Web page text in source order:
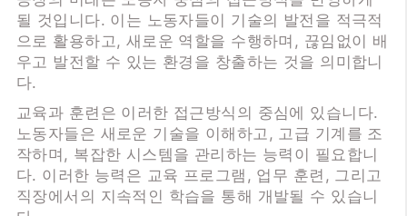
될 것입니다. 이는 노동자들이 기술의 발전을 적극적
으로 활용하고, 새로운 역할을 수행하며, 끊임없이 배
우고 발전할 수 있는 환경을 창출하는 것을 의미합니
다.
교육과 훈련은 이러한 접근방식의 중심에 있습니다.
노동자들은 새로운 기술을 이해하고, 고급 기계를 조
작하며, 복잡한 시스템을 관리하는 능력이 필요합니
다. 이러한 능력은 교육 프로그램, 업무 훈련, 그리고
직장에서의 지속적인 학습을 통해 개발될 수 있습니